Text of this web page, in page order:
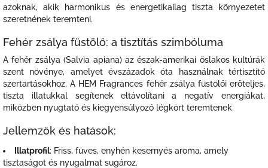
azoknak, akik harmonikus és energetikailag tiszta környezetet
szeretnének teremteni.
Fehér zsálya füstölő: a tisztítás szimbóluma
A fehér zsálya (Salvia apiana) az észak-amerikai őslakos kultúrák
szent növénye, amelyet évszázadok óta használnak tértisztító
szertartásokhoz. A HEM Fragrances fehér zsálya füstölői erőteljes,
tiszta illatukkal segítenek eltávolítani a negatív energiákat,
miközben nyugtató és kiegyensúlyozó légkört teremtenek.
Jellemzők és hatások:
Illatprofil: Friss, füves, enyhén kesernyés aroma, amely
tisztaságot és nyugalmat sugároz.